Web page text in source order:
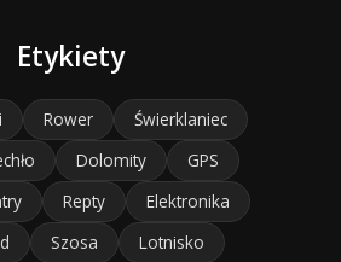
Etykiety
Rower
Świerklaniec
Dolomity
GPS
Repty
Elektronika
Szosa Lotnisko